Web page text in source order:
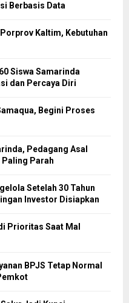
Berbasis Data
Kaltim, Kebutuhan
Siswa Samarinda
dan Percaya Diri
Begini Proses
Pedagang Asal
Paling Parah
Setelah 30 Tahun
Investor Disiapkan
Prioritas Saat Mal
BPJS Tetap Normal